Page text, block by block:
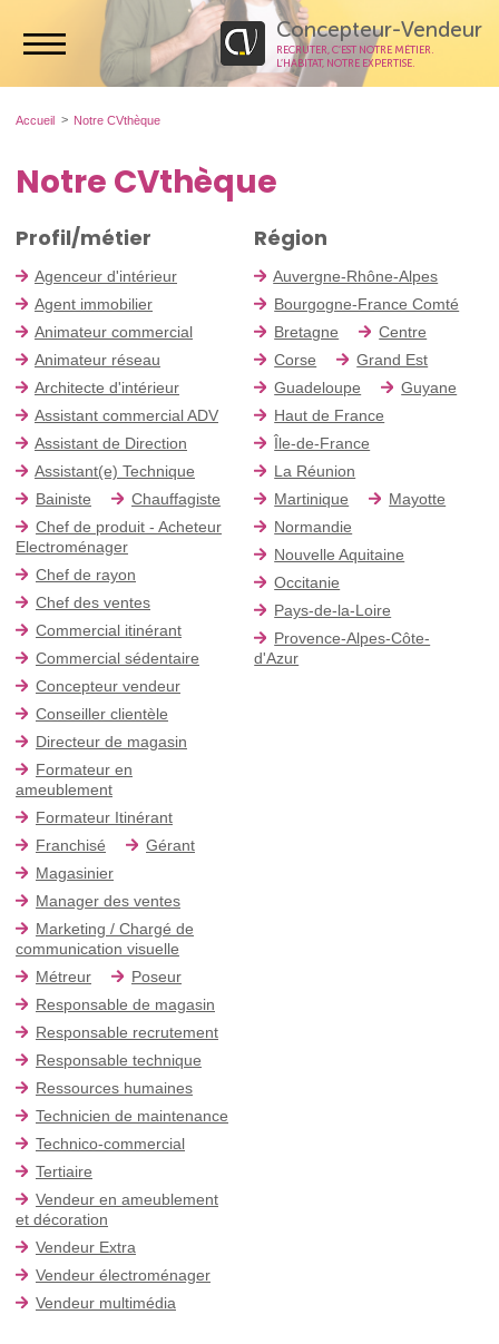
Concepteur-Vendeur
RECRUTER, C’EST NOTRE MÉTIER.
L’HABITAT, NOTRE EXPERTISE.
Accueil Notre CVthèque
Notre CVthèque
Profil/métier
Agenceur d'intérieur
Agent immobilier
Animateur commercial
Animateur réseau
Architecte d'intérieur
Assistant commercial ADV
Assistant de Direction
Assistant(e) Technique
Bainiste
Chauffagiste
Chef de produit - Acheteur
Electroménager
Chef de rayon
Chef des ventes
Commercial itinérant
Commercial sédentaire
Concepteur vendeur
Conseiller clientèle
Directeur de magasin
Formateur en
ameublement
Formateur Itinérant
Franchisé
Gérant
Magasinier
Manager des ventes
Marketing / Chargé de
communication visuelle
Métreur
Poseur
Responsable de magasin
Responsable recrutement
Responsable technique
Ressources humaines
Technicien de maintenance
Technico-commercial
Tertiaire
Vendeur en ameublement
et décoration
Vendeur Extra
Vendeur électroménager
Vendeur multimédia
Région
Auvergne-Rhône-Alpes
Bourgogne-France Comté
Bretagne
Centre
Corse
Grand Est
Guadeloupe
Guyane
Haut de France
Île-de-France
La Réunion
Martinique
Mayotte
Normandie
Nouvelle Aquitaine
Occitanie
Pays-de-la-Loire
Provence-Alpes-Côte-
d'Azur